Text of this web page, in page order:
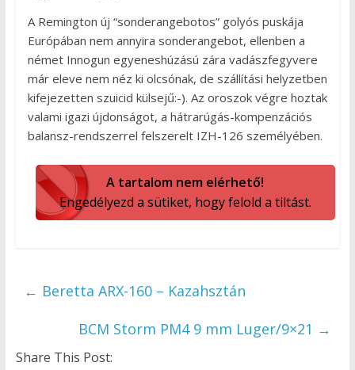
A Remington új “sonderangebotos” golyós puskája
Európában nem annyira sonderangebot, ellenben a
német Innogun egyeneshúzású zára vadászfegyvere
már eleve nem néz ki olcsónak, de szállítási helyzetben
kifejezetten szuicid külsejű:-). Az oroszok végre hoztak
valami igazi újdonságot, a hátrarúgás-kompenzációs
balansz-rendszerrel felszerelt IZH-126 személyében.
A tartalom nem elérhető!
Engedélyezd a sütiket, hogy felold a tiltást.
← Beretta ARX-160 – Kazahsztán
BCM Storm PM4 9 mm Luger/9×21 →
Share This Post: